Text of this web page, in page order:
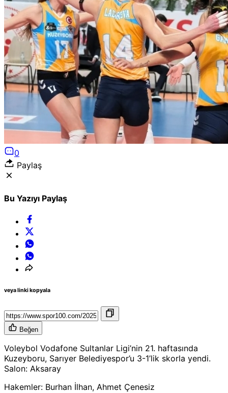
0
Paylaş
Bu Yazıyı Paylaş
veya linki kopyala
Beğen
Voleybol Vodafone Sultanlar Ligi’nin 21. haftasında
Kuzeyboru, Sarıyer Belediyespor’u 3-1’lik skorla yendi.
Salon: Aksaray
Hakemler: Burhan İlhan, Ahmet Çenesiz